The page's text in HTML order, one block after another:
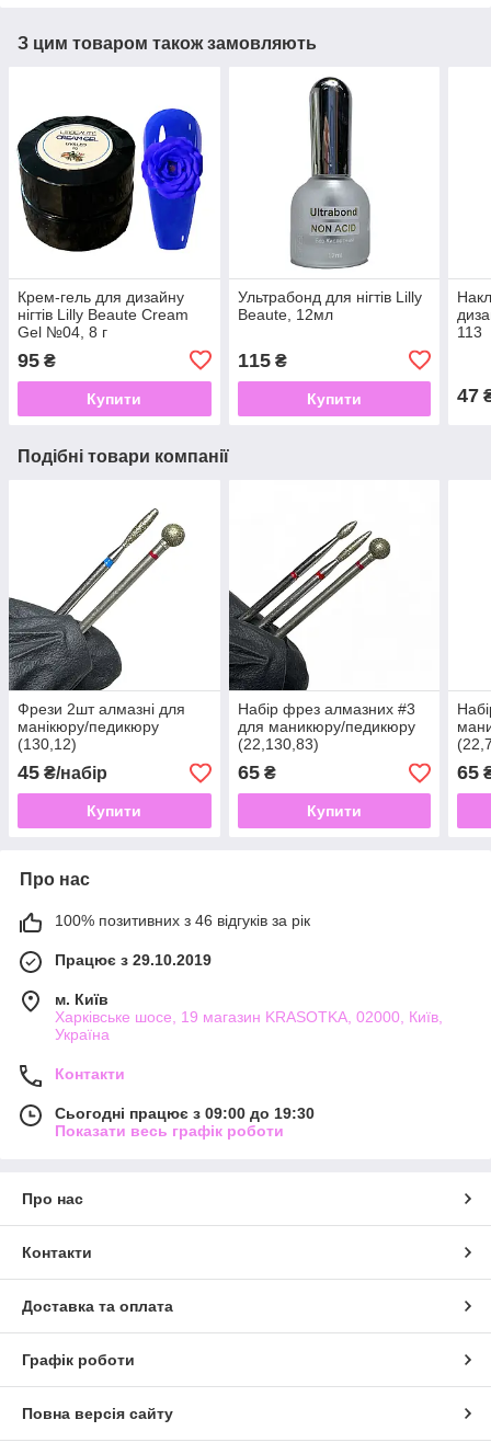
З цим товаром також замовляють
Крем-гель для дизайну
нігтів Lilly Beaute Cream
Gel №04, 8 г
95 ₴
Купити
Ультрабонд для нігтів Lilly
Beaute, 12мл
115₴
Купити
113
47
Подібні товари компанії
Фрези 2шт алмазні для
манікюру/педикюру
(130,12)
45 ₴/набір
Купити
Набір фрез алмазних #3
для маникюру/педикюру
(22,130,83)
65₴
Купити
65
Про нас
100% позитивних з 46 відгуків за рік
Працює з 29.10.2019
м. Київ
Харківське шосе, 19 магазин KRASOTKA, 02000, Київ,
Україна
Контакти
Сьогодні працює з 09:00 до 19:30
Показати весь графік роботи
Про нас
Контакти
Доставка та оплата
Графік роботи
Повна версія сайту